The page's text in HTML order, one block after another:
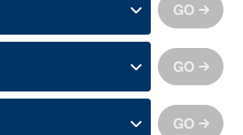
GO
GO
GO